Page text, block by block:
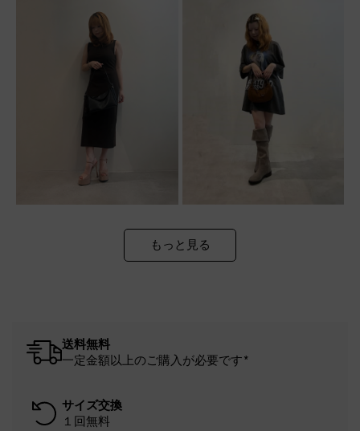
もっと見る
送料無料
一定金額以上のご購入が必要です*
サイズ交換
１回無料